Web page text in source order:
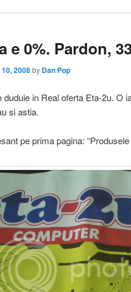
e 0%. Pardon,
2008by Dan Pop
duduie in Real oferta Eta-2u. O
si astia.
pe prima pagina: